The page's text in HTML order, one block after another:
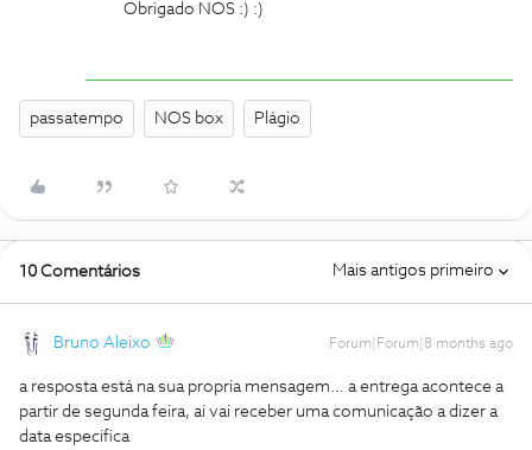
Obrigado NOS :) :)
passatempo NOS box Plágio
10 Comentários Mais antigos primeiro
Bruno Aleixo Forum|Forum|8 months ago
a resposta está na sua propria mensagem… a entrega acontece a
partir de segunda feira, ai vai receber uma comunicação a dizer a
data especifica